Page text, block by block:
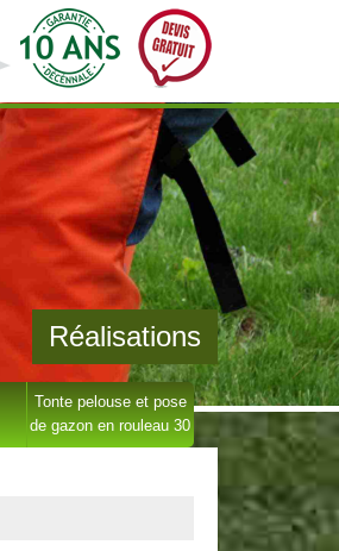
Réalisations
Tonte pelouse et pose
de gazon en rouleau 30